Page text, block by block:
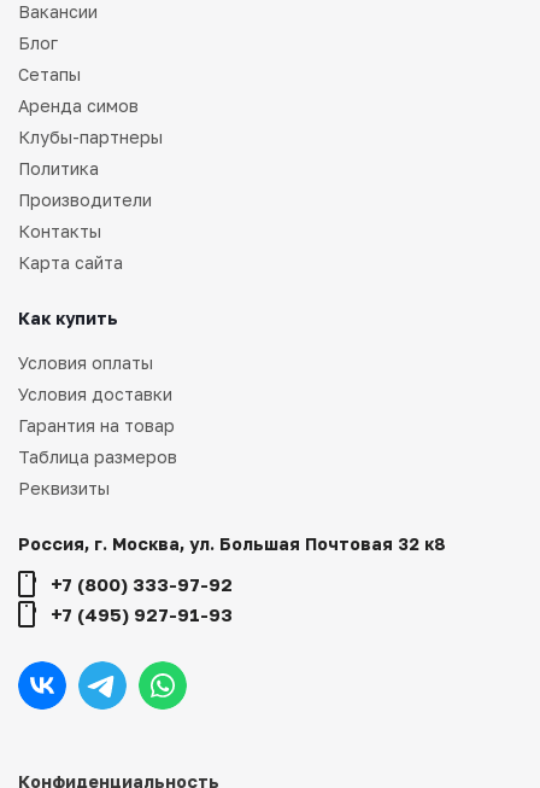
Конфиденциальность
Вакансии
Блог
Сетапы
Аренда симов
Клубы-партнеры
Политика
Производители
Контакты
Карта сайта
Как купить
Условия оплаты
Условия доставки
Гарантия на товар
Таблица размеров
Реквизиты
Россия, г. Москва, ул. Большая Почтовая 32 к8
+7 (800) 333-97-92
+7 (495) 927-91-93